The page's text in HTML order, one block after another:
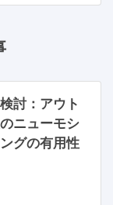
討：アウト
ニューモシ
グの有用性